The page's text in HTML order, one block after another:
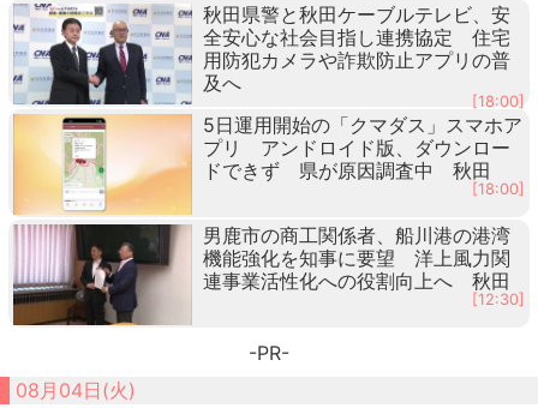
秋田県警と秋田ケーブルテレビ、安
全安心な社会目指し連携協定 住宅
用防犯カメラや詐欺防止アプリの普
及へ
[18:00]
5日運用開始の「クマダス」スマホア
プリ アンドロイド版、ダウンロー
ドできず 県が原因調査中 秋田
[18:00]
男鹿市の商工関係者、船川港の港湾
機能強化を知事に要望 洋上風力関
連事業活性化への役割向上へ 秋田
[12:30]
-PR-
08月04日(火)